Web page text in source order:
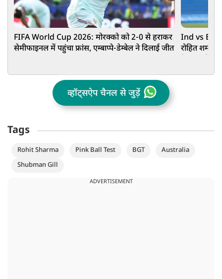
FIFA World Cup 2026: मोरक्को को 2-0 से हराकर
सेमीफाइनल में पहुंचा फ्रांस, एम्बाप्पे-डेम्बेल ने दिलाई जीत
Ind vs Eng:
रोहित शर्मा
व्हॉट्सऐप चैनल से जुड़ें
Tags
Rohit Sharma Pink Ball Test BGT
Australia
Shubman Gill
ADVERTISEMENT